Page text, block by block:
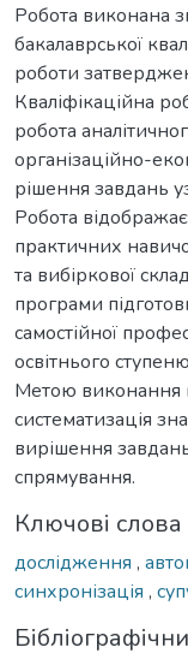
Робота виконана
бакалаврської
роботи
Кваліфікаційна
робота
організаційно-
рішення завдань
Робота
практичних
та вибіркової
програми
самостійної
освітнього
Метою виконання
систематизація
вирішення
спрямування.
Ключові слова
дослідження ,
синхронізація ,